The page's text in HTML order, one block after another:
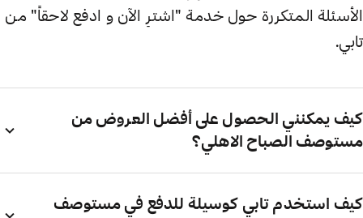
الأسئلة المتكررة حول خدمة "اشترِ الآن و ادفع لاحقاً" من
تابي.
كيف يمكنني الحصول على أفضل العروض من
مستوصف الصباح الاهلي؟
كيف استخدم تابي كوسيلة للدفع في مستوصف